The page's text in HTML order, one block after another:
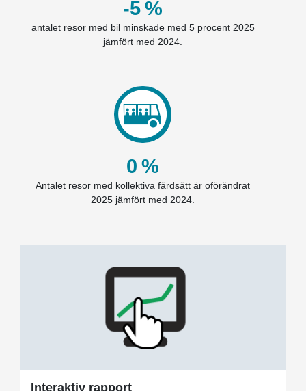
-5%
antalet resor med bil minskade med 5 procent 2025
jämfört med 2024.
0 %
Antalet resor med kollektiva färdsätt är oförändrat
2025 jämfört med 2024.
Interaktiv rapport